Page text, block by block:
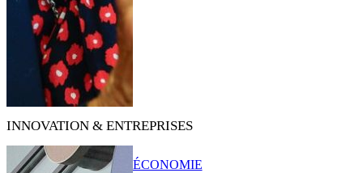
INNOVATION & ENTREPRISES
ÉCONOMIE